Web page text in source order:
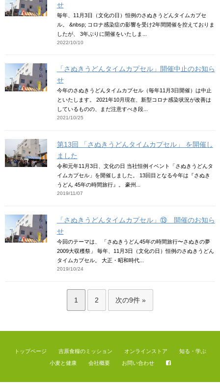
せ
毎年、11月3日（文化の日）恒例のさぬきうどんタイムカプセ
ル。 &nbsp; コロナ感染症の影響を受け2年間開催を控えておりま
したが、 3年ぶりに開催をいたしま...
2022/10/10
「さぬきうどんタイムカプセル」開催中止のお知ら
せ
今年のさぬきうどんタイムカプセル（毎年11月3日開催）は中止
といたします。 2021年10月現在、新型コロナ感染状況が改善は
しているものの、まだ注意すべき段...
2021/10/25
第13回 「さぬきうどんタイムカプセル」 を開催し
ました
令和元年11月3日、文化の日 当社恒例イベント「さぬきうどんタ
イムカプセル」を開催しました。 13回目となる今年は『さぬき
うどん 45年の時間旅行』。 豪州...
2019/11/07
「さぬきうどんタイムカプセル」⑬ 開催のお知ら
せ
今回のテーマは、 「さぬきうどん45年の時間旅行〜さぬきの夢
2009大収穫祭」 毎年、11月3日（文化の日）恒例のさぬきうどん
タイムカプセル。 大正・昭和時代...
2019/10/24
1 2 次の9件 »
トップページ 吉原食糧のミッション オンラインストア
知る・学ぶ
小麦と健康
会社概要 お問い合わせ